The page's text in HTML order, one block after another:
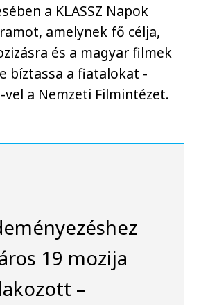
a KLASSZ Napok
amelynek fő célja,
és a magyar filmek
bíztassa a fiatalokat -
vel a Nemzeti Filmintézet.
19 mozija
–